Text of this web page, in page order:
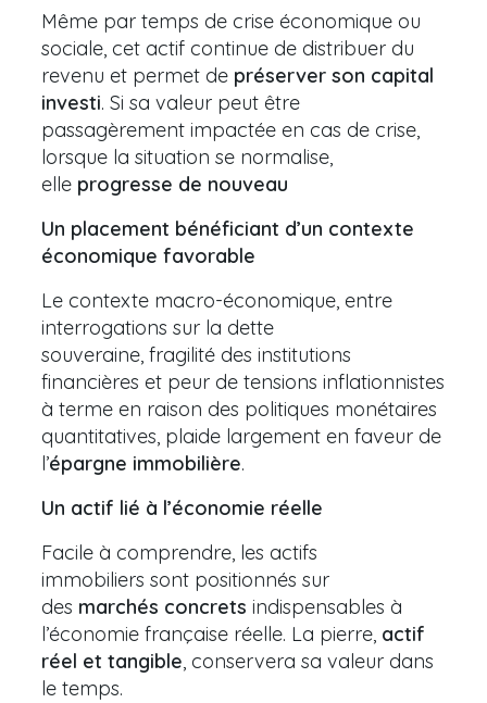
Même par temps de crise économique ou
sociale, cet actif continue de distribuer du
revenu et permet de préserver son capital
investi. Si sa valeur peut être
passagèrement impactée en cas de crise,
lorsque la situation se normalise,
elle progresse de nouveau
Un placement bénéficiant d’un contexte
économique favorable
Le contexte macro-économique, entre
interrogations sur la dette
souveraine, fragilité des institutions
financières et peur de tensions inflationnistes
à terme en raison des politiques monétaires
quantitatives, plaide largement en faveur de
l’épargne immobilière.
Un actif lié à l’économie réelle
Facile à comprendre, les actifs
immobiliers sont positionnés sur
des marchés concrets indispensables à
l’économie française réelle. La pierre, actif
réel et tangible, conservera sa valeur dans
le temps.